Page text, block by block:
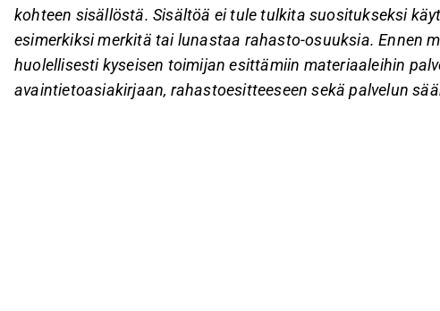
kohteen sisällöstä. Sisältöä ei tule tulkita suositukseksi
esimerkiksi merkitä tai lunastaa rahasto-osuuksia. Ennen
huolellisesti kyseisen toimijan esittämiin materiaaleihin
avaintietoasiakirjaan, rahastoesitteeseen sekä palvelun